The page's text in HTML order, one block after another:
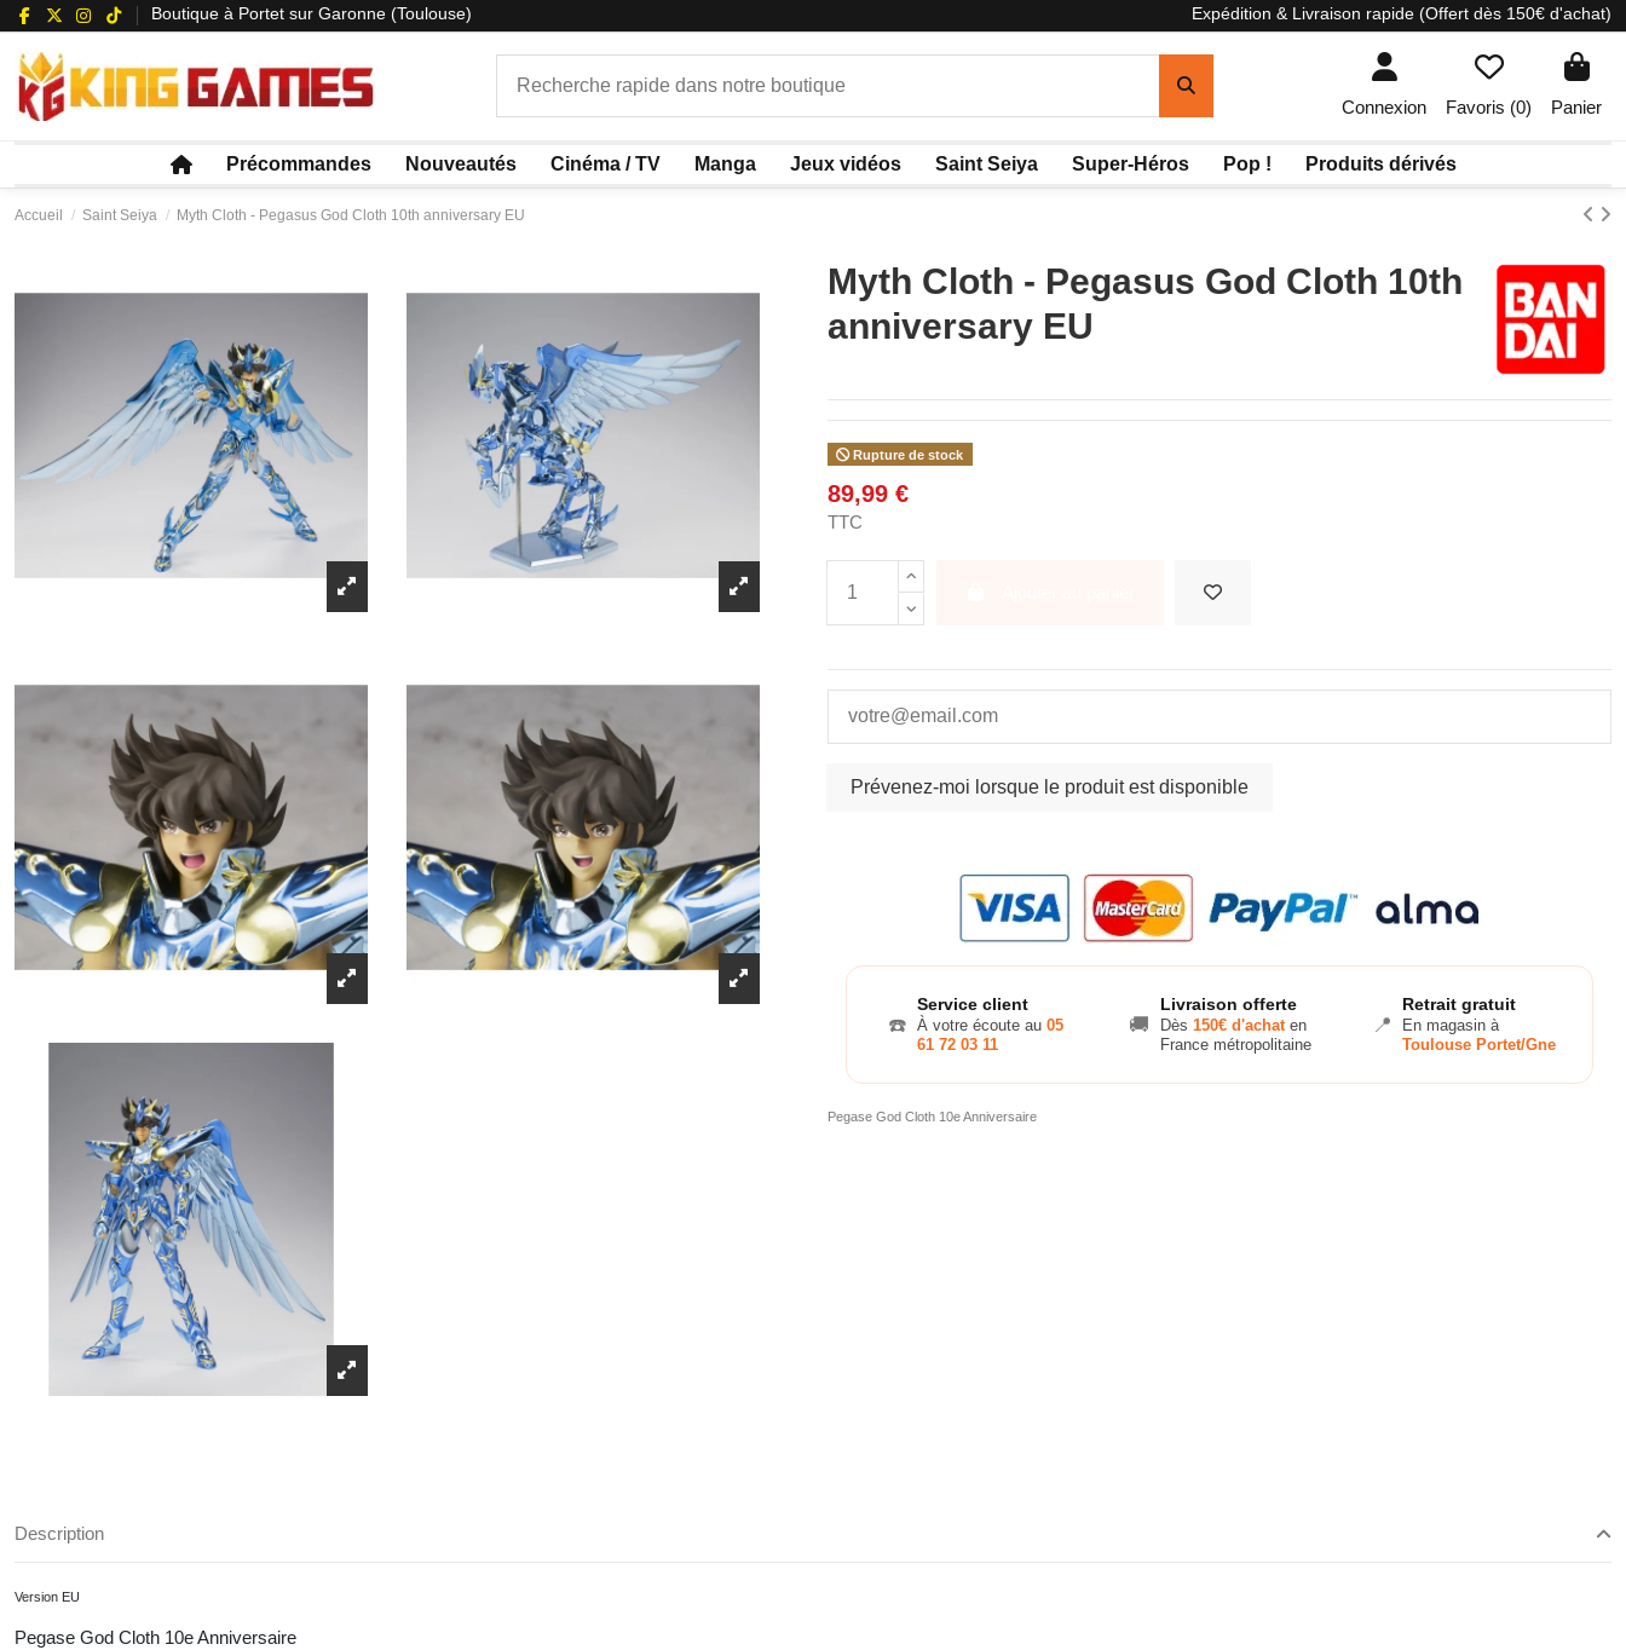
Boutique à Portet sur Garonne (Toulouse) Expédition & Livraison rapide (Offert dès 150€ d'achat)
Connexion Favoris (0) Panier
Précommandes Nouveautés Cinéma / TV Manga Jeux vidéos Saint Seiya Super-Héros Pop ! Produits dérivés
Accueil Saint Seiya Myth Cloth - Pegasus God Cloth 10th anniversary EU
Myth Cloth - Pegasus God Cloth 10th
anniversary EU
Rupture de stock
89,99 €
TTC
☎️
Service client
À votre écoute au 05
61 72 03 11
🚚
Livraison offerte
Dès 150€ d'achaten
France métropolitaine
📍
Retrait gratuit
En magasin à
Toulouse Portet/Gne
Pegase God Cloth 10e Anniversaire
Description
Version EU
Pegase God Cloth 10e Anniversaire
Récompenses